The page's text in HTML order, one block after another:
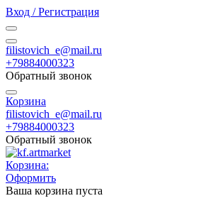
Вход / Регистрация
filistovich_e@mail.ru
+79884000323
Обратный звонок
Корзина
filistovich_e@mail.ru
+79884000323
Обратный звонок
Корзина:
Оформить
Ваша корзина пуста